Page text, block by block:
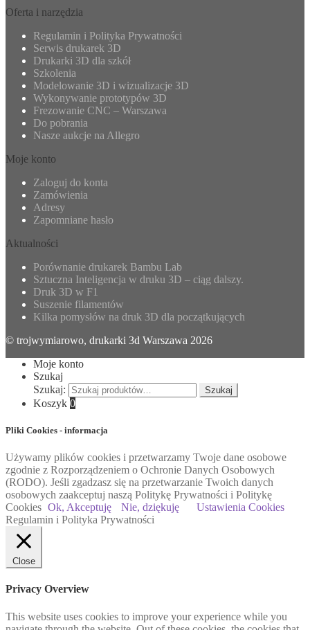
Oferta i narzędzia
Regulamin i Polityka Prywatności
Serwis drukarek 3D
Drukarki 3D dla szkół
Szkolenia
Modelowanie 3D i wizualizacje 3D
Wykonywanie prototypów 3D
Frezowanie CNC – Warszawa
Do pobrania
Nasze aukcje na Allegro
Moje konto
Zaloguj do konta
Zamówienia
Adresy
Zapomniane hasło
Aktualności
Porównanie drukarek Bambu Lab
Sztuczna Inteligencja w druku 3D – ciąg dalszy.
Druk 3D w F1
Suszenie filamentów
Kilka pomysłów na druk 3D dla początkujących
© trojwymiarowo, drukarki 3d Warszawa 2026
Moje konto
Szukaj
Szukaj:
Szukaj
Koszyk 0
Pliki Cookies - informacja
Używamy plików cookies i przetwarzamy Twoje dane osobowe
zgodnie z Rozporządzeniem o Ochronie Danych Osobowych
(RODO). Jeśli zgadzasz się na przetwarzanie Twoich danych
osobowych zaakceptuj naszą Politykę Prywatności i Politykę
Cookies Ok, Akceptuję Nie, dziękuję
Ustawienia Cookies
Regulamin i Polityka Prywatności
Close
Privacy Overview
This website uses cookies to improve your experience while you